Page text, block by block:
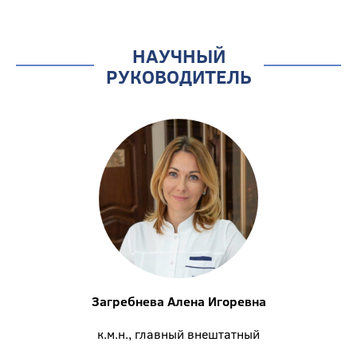
НАУЧНЫЙ
РУКОВОДИТЕЛЬ
Загребнева Алена Игоревна
к.м.н., главный внештатный